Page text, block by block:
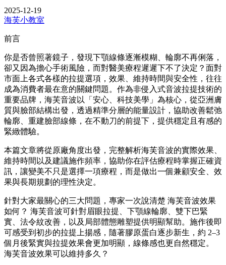
2025-12-19
海芙小教室
前言
你是否曾照著鏡子，發現下顎線條逐漸模糊、輪廓不再俐落，
卻又因為擔心手術風險，而對醫美療程遲遲下不了決定？面對
市面上各式各樣的拉提選項，效果、維持時間與安全性，往往
成為消費者最在意的關鍵問題。作為非侵入式音波拉提技術的
重要品牌，海芙音波以「安心、科技美學」為核心，從亞洲膚
質與臉部結構出發，透過精準分層的能量設計，協助改善鬆弛
輪廓、重建臉部線條，在不動刀的前提下，提供穩定且有感的
緊緻體驗。
本篇文章將從原廠角度出發，完整解析海芙音波的實際效果、
維持時間以及建議施作頻率，協助你在評估療程時掌握正確資
訊，讓變美不只是選擇一項療程，而是做出一個兼顧安全、效
果與長期規劃的理性決定。
針對大家最關心的三大問題，專家一次說清楚 海芙音波效果
如何？ 海芙音波可針對眉眼拉提、下顎線輪廓、雙下巴緊
實、法令紋改善，以及局部體態雕塑提供明顯幫助。施作後即
可感受到初步的拉提上揚感，隨著膠原蛋白逐步新生，約 2–3
個月後緊實與拉提效果會更加明顯，線條感也更自然穩定。
海芙音波效果可以維持多久？